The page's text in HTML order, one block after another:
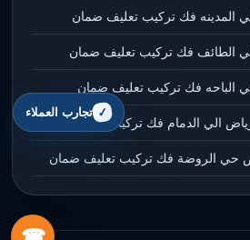
المدينه فك تركيب تعليف ضمان
الطائف فك تركيب تعليف ضمان
الباحه فك تركيب تعليف ضمان
الي الدمام فك تركيب تعليف ضمان
حي الروضة فك تركيب تعليف ضمان
تجارب العملاء